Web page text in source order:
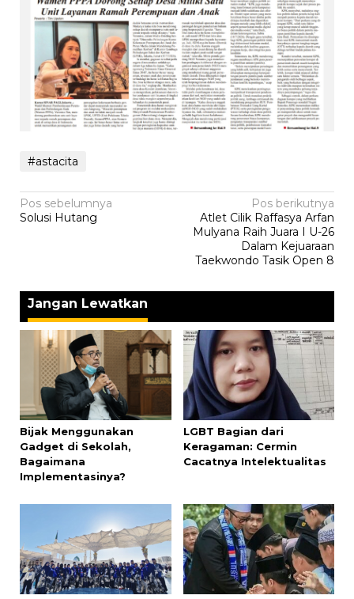
#astacita
Navigasi
pos
Pos sebelumnya
Solusi Hutang
Pos berikutnya
Atlet Cilik Raffasya Arfan
Mulyana Raih Juara I U-26
Dalam Kejuaraan
Taekwondo Tasik Open 8
Jangan Lewatkan
Bijak Menggunakan
Gadget di Sekolah,
Bagaimana
Implementasinya?
LGBT Bagian dari
Keragaman: Cermin
Cacatnya Intelektualitas